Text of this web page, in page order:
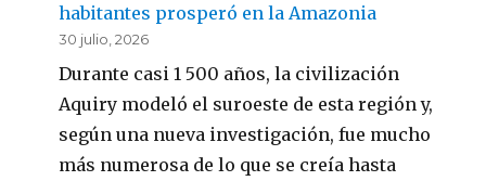
habitantes prosperó en la Amazonia
30 julio, 2026
Durante casi 1 500 años, la civilización
Aquiry modeló el suroeste de esta región y,
según una nueva investigación, fue mucho
más numerosa de lo que se creía hasta